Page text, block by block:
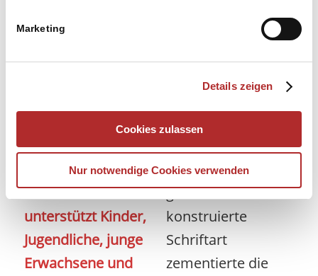
Marketing
Details zeigen
Cookies zulassen
Nur notwendige Cookies verwenden
Jugendhilfe im
Kreis Rendsburg-
Eckernförde und
unterstützt Kinder,
Jugendliche, junge
Erwachsene und
nach
Aufbruchsstimmung
aus: Eine
geometrisch
konstruierte
Schriftart
zementierte die